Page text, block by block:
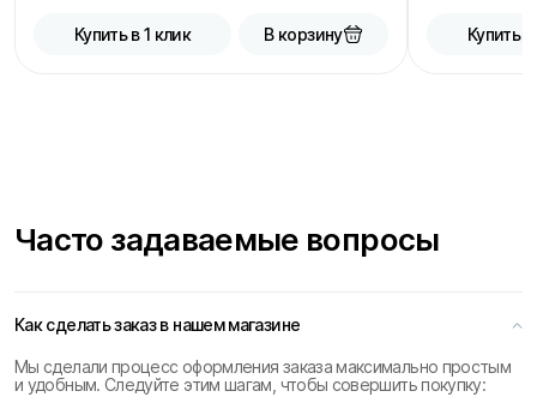
Купить в 1 клик В корзину Купить в
Часто задаваемые вопросы
Как сделать заказ в нашем магазине
Мы сделали процесс оформления заказа максимально простым
и удобным. Следуйте этим шагам, чтобы совершить покупку: